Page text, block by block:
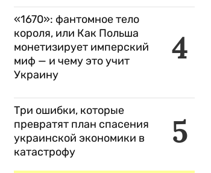
4
«1670»: фантомное тело
короля, или Как Польша
монетизирует имперский
миф — и чему это учит
Украину
5
Три ошибки, которые
превратят план спасения
украинской экономики в
катастрофу